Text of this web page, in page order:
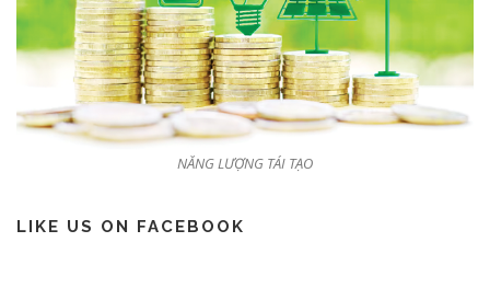
NĂNG LƯỢNG TÁI TẠO
LIKE US ON FACEBOOK